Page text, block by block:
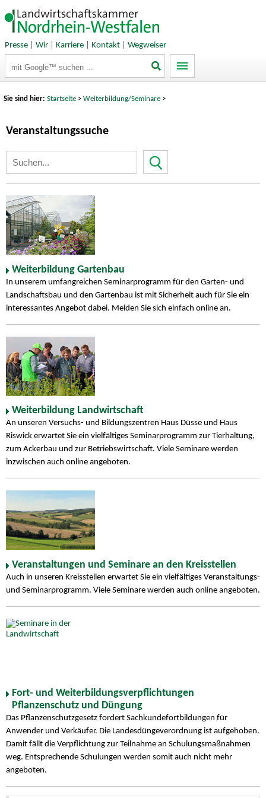
Presse| Wir| Karriere| Kontakt| Wegweiser
Sie sind hier:Startseite >Weiterbildung/Seminare >
Veranstaltungssuche
Weiterbildung Gartenbau
In unserem umfangreichen Seminarprogramm für den Garten- und
Landschaftsbau und den Gartenbau ist mit Sicherheit auch für Sie ein
interessantes Angebot dabei. Melden Sie sich einfach online an.
Weiterbildung Landwirtschaft
An unseren Versuchs- und Bildungszentren Haus Düsse und Haus
Riswick erwartet Sie ein vielfältiges Seminarprogramm zur Tierhaltung,
zum Ackerbau und zur Betriebswirtschaft. Viele Seminare werden
inzwischen auch online angeboten.
Veranstaltungen und Seminare an den Kreisstellen
Auch in unseren Kreisstellen erwartet Sie ein vielfältiges Veranstaltungs-
und Seminarprogramm. Viele Seminare werden auch online angeboten.
Fort- und Weiterbildungsverpflichtungen
Pflanzenschutz und Düngung
Das Pflanzenschutzgesetz fordert Sachkundefortbildungen für
Anwender und Verkäufer. Die Landesdüngeverordnung ist aufgehoben.
Damit fällt die Verpflichtung zur Teilnahme an Schulungsmaßnahmen
weg. Entsprechende Schulungen werden somit auch nicht mehr
angeboten.